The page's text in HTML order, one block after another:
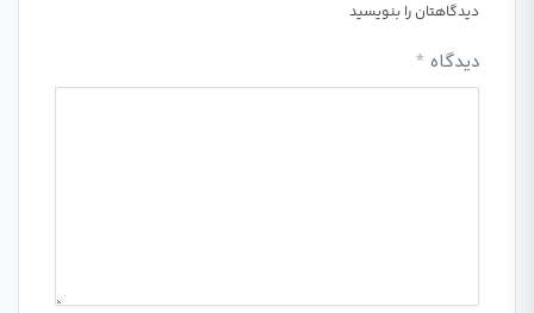
دیدگاهتان را بنویسید
دیدگاه *